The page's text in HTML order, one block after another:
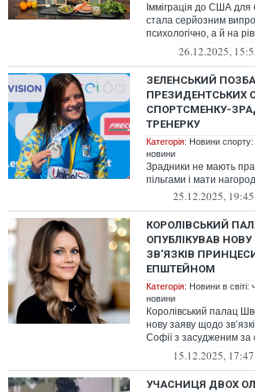
Імміграція до США для
стала серйозним
психологічно, а й на
побуту. Однією з
26.12.2025,
ЗЕЛЕНСЬКИЙ
ПРЕЗИДЕНТСЬКИХ
СПОРТСМЕНКУ-
ТРЕНЕРКУ
Категорія: Новини спорту:
новини
Зрадники не мають
пільгами і мати
25.12.2025, 19:45
КОРОЛІВСЬКИЙ
ОПУБЛІКУВАВ
ЗВʼЯЗКІВ
ЕПШТЕЙНОМ
Категорія: Новини в світі:
новини
Королівський палац
нову заяву щодо
Софії з засудженим за
насильство
15.12.2025, 17:47
УЧАСНИЦЯ ДВОХ